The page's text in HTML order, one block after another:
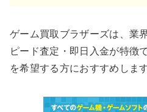
ゲーム買取ブラザーズは、業
ピード査定・即日入金が特徴
を希望する方におすすめします